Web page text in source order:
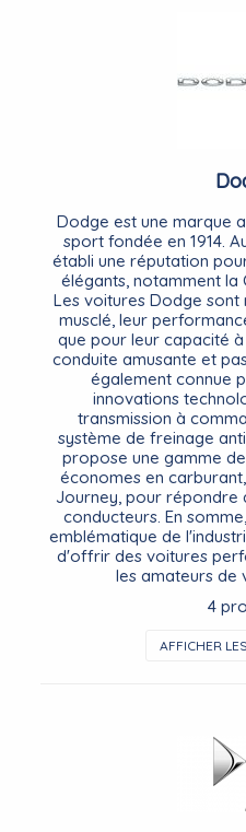
Dodge est une marque
sport fondée en 1914.
établi une réputation
élégants, notamment la
Les voitures Dodge sont
musclé, leur
que pour leur capacité
conduite amusante et
également connue
innovations
transmission à
système de freinage
propose une gamme
économes en
Journey, pour répondre
conducteurs. En
emblématique de
d'offrir des voitures
les amateurs de
4
AFFICHER